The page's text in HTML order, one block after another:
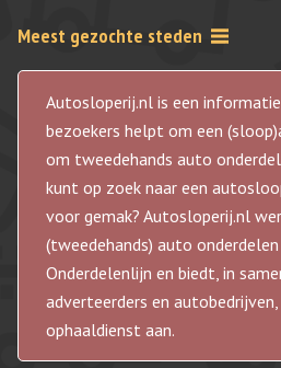
Meest gezochte steden
Autosloperij.nl is een
bezoekers helpt om een
om tweedehands auto
kunt op zoek naar een
voor gemak? Autosloperij.nl
(tweedehands) auto
Onderdelenlijn en biedt, in
adverteerders en
ophaaldienst aan.